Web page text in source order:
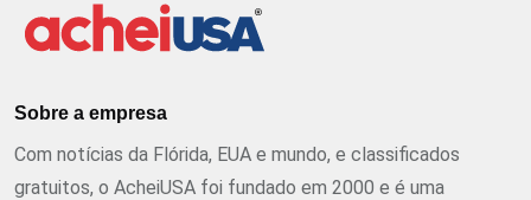
Sobre a empresa
Com notícias da Flórida, EUA e mundo, e classificados
gratuitos, o AcheiUSA foi fundado em 2000 e é uma